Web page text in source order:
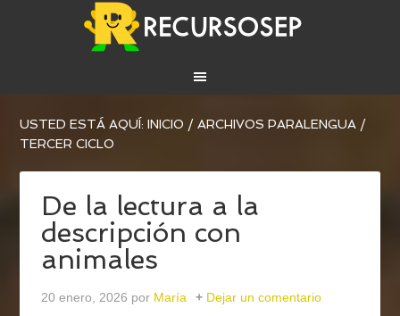
USTED ESTÁ AQUÍ:INICIO / ARCHIVOS PARALENGUA /
TERCER CICLO
De la lectura a la
descripción con
animales
20 enero, 2026 por María Dejar un comentario